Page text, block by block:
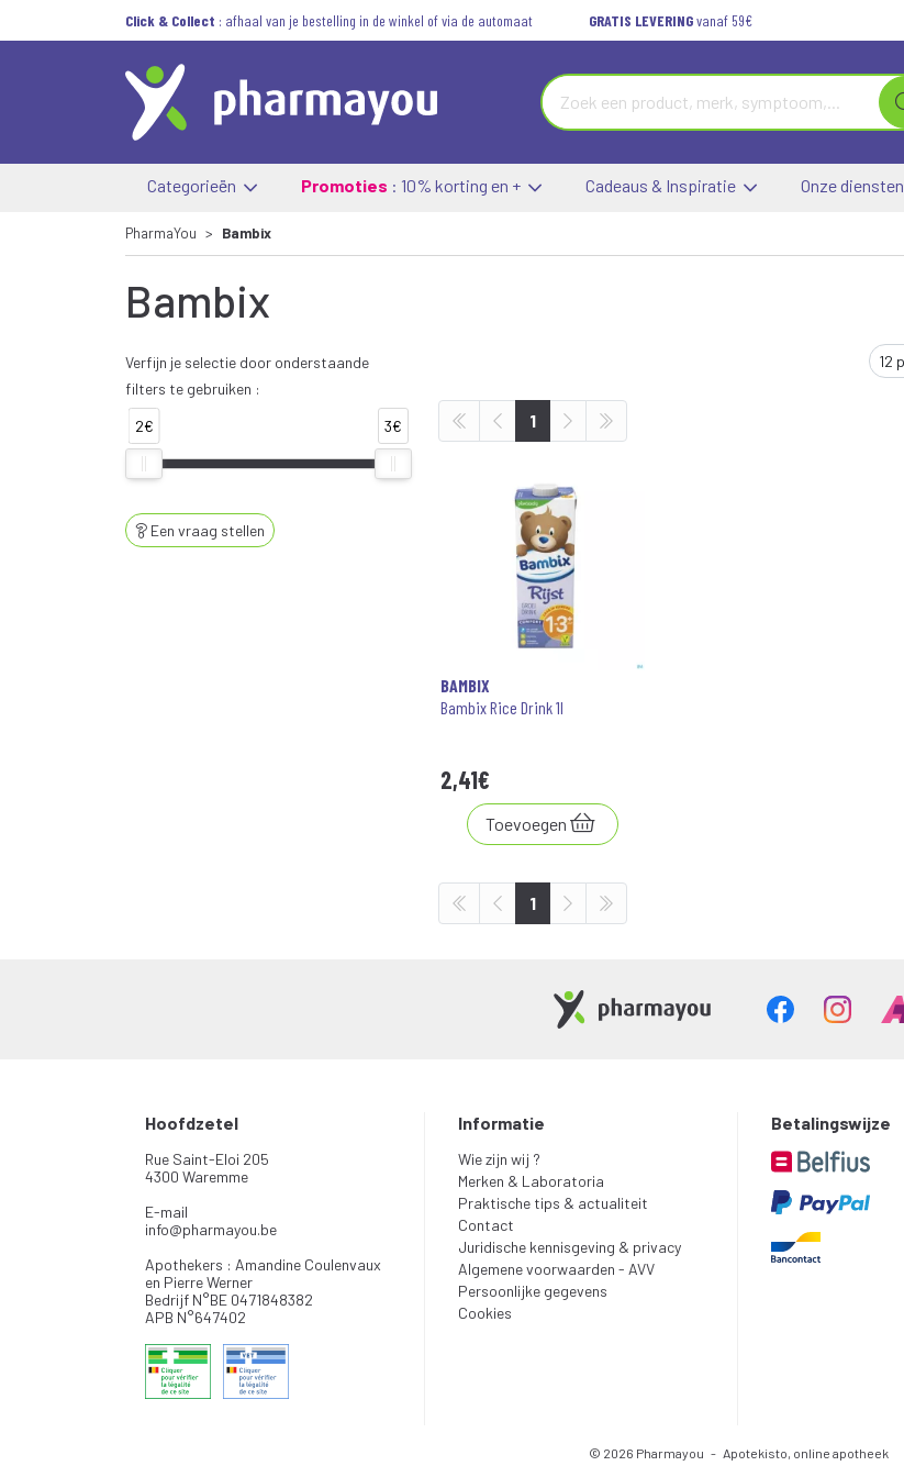
Click & Collect : afhaal van je bestelling in de winkel of via de automaat GRATIS LEVERINGvanaf 59€
Categorieën Promoties : 10% korting en + Cadeaus & Inspiratie Onze diensten
PharmaYou Bambix
Bambix
1
BAMBIX
Bambix Rice Drink 1l
2,41€
Toevoegen
1
Verfijn je selectie door onderstaande
filters te gebruiken :
2€
3€
Een vraag stellen
Hoofdzetel
Rue Saint-Eloi 205
4300 Waremme
E-mail
info@pharmayou.be
Apothekers : Amandine Coulenvaux
en Pierre Werner
Bedrijf N°BE 0471848382
APB N°647402
Informatie
Wie zijn wij ?
Merken & Laboratoria
Praktische tips & actualiteit
Contact
Juridische kennisgeving & privacy
Algemene voorwaarden - AVV
Persoonlijke gegevens
Cookies
Betalingswijze
© 2026 Pharmayou - Apotekisto, online apotheek